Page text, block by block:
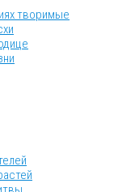
творимые